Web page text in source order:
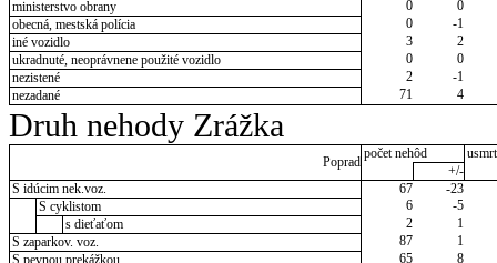
ministerstvo obrany
0
0
obecná, mestská polícia
0
-1
iné vozidlo
3
2
ukradnuté, neoprávnene použité vozidlo
0
0
nezistené
2
-1
nezadané
71 4
Druh nehody Zrážka
Poprad
počet nehôd
+/-
S idúcim nek.voz.
67
-23
S cyklistom
6
-5
s dieťaťom
2
1
S zaparkov. voz.
87
1
65 8